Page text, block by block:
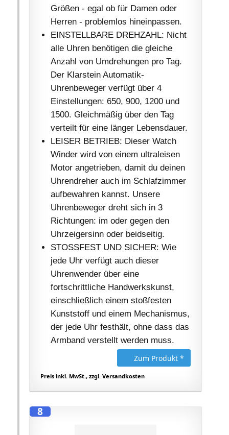
Größen - egal ob für Damen oder
Herren - problemlos hineinpassen.
EINSTELLBARE DREHZAHL: Nicht
alle Uhren benötigen die gleiche
Anzahl von Umdrehungen pro Tag.
Der Klarstein Automatik-
Uhrenbeweger verfügt über 4
Einstellungen: 650, 900, 1200 und
1500. Gleichmäßig über den Tag
verteilt für eine länger Lebensdauer.
LEISER BETRIEB: Dieser Watch
Winder wird von einem ultraleisen
Motor angetrieben, damit du deinen
Uhrendreher auch im Schlafzimmer
aufbewahren kannst. Unsere
Uhrenbeweger dreht sich in 3
Richtungen: im oder gegen den
Uhrzeigersinn oder beidseitig.
STOSSFEST UND SICHER: Wie
jede Uhr verfügt auch dieser
Uhrenwender über eine
fortschrittliche Handwerkskunst,
einschließlich einem stoßfesten
Kunststoff und einem Mechanismus,
der jede Uhr festhält, ohne dass das
Armband verstellt werden muss.
Zum Produkt *
Preis inkl. MwSt., zzgl. Versandkosten
8